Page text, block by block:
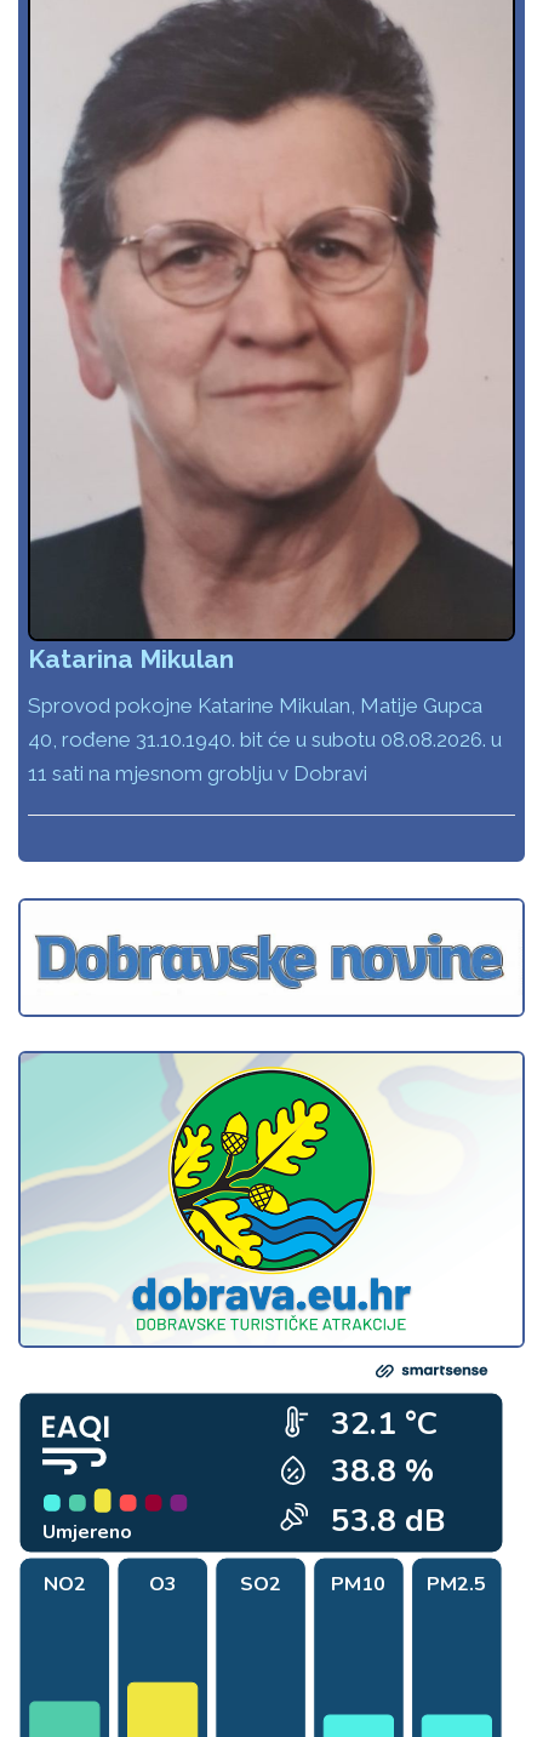
Katarina Mikulan
Sprovod pokojne Katarine Mikulan, Matije Gupca
40, rođene 31.10.1940. bit će u subotu 08.08.2026. u
11 sati na mjesnom groblju v Dobravi